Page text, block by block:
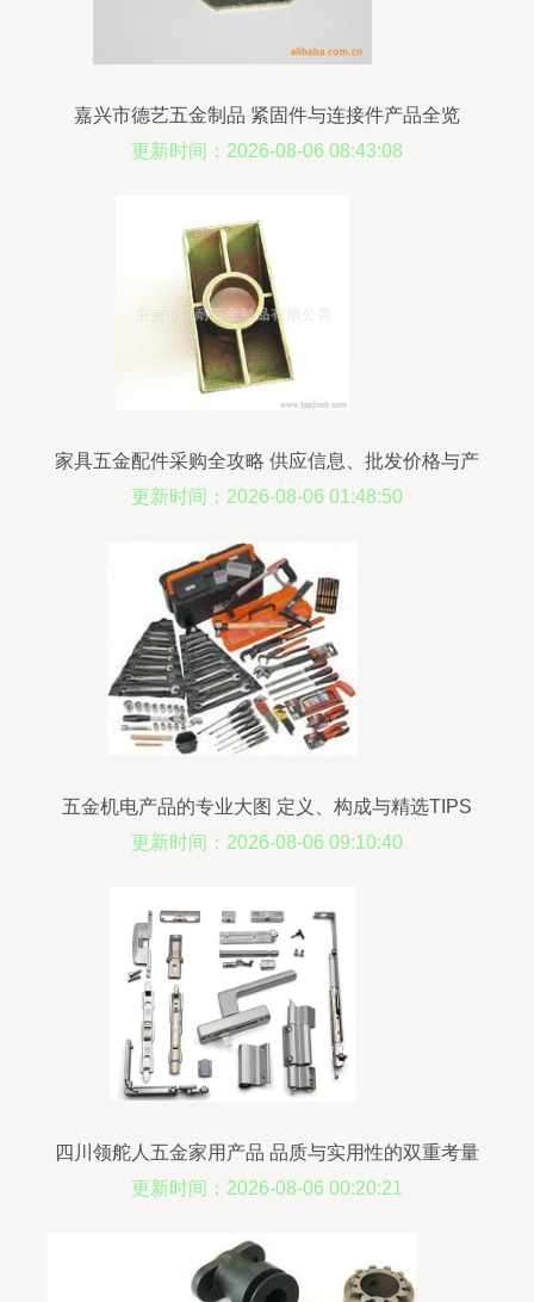
嘉兴市德艺五金制品 紧固件与连接件产品全览
更新时间：2026-08-06 08:43:08
家具五金配件采购全攻略 供应信息、批发价格与产
品推荐
更新时间：2026-08-06 01:48:50
五金机电产品的专业大图 定义、构成与精选TIPS
更新时间：2026-08-06 09:10:40
四川领舵人五金家用产品 品质与实用性的双重考量
更新时间：2026-08-06 00:20:21